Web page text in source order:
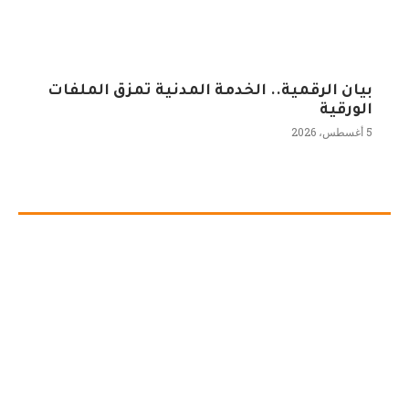
بيان الرقمية.. الخدمة المدنية تمزق الملفات
الورقية
5 أغسطس، 2026